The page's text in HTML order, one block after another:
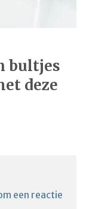
bultjes
deze
een reactie